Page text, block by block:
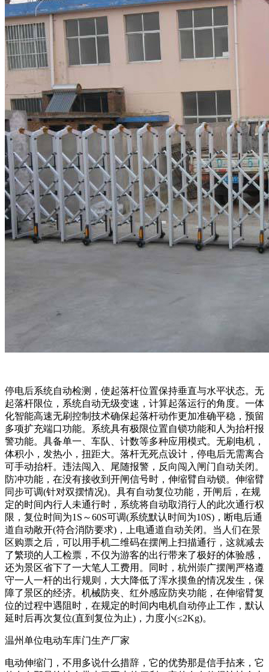
停电后系统自动检测，使起落杆位置保持垂直与水平状态。无
起落杆限位，系统自动无级变速，计算起落运行的角度。一体
化智能高速无刷控制技术确保起落杆动作更加准确平稳，预留
多项扩充端口功能。系统具有极限位置自锁功能和人为抬杆报
警功能。具备单一、车队、计数等多种应用模式。无刷电机，
体积小，发热小，扭距大。落杆无死点设计，停电后无需离合
可手动抬杆。违法闯入、尾随报警，反向闯入闸门自动关闭。
防冲功能，在没有接收到开闸信号时，伸缩臂自动锁。伸缩臂
同步可调(针对双摆情况)。具有自动复位功能，开闸后，在规
定的时间内行人未通行时，系统将自动取消行人的此次通行权
限，复位时间为1S～60S可调(系统默认时间为10S)，断电后通
道自动敞开(符合消防要求)，上电通道自动关闭。当人们在景
区购票之后，可以用手机二维码在摆闸上扫描通行，这就减去
了繁琐的人工检票，不仅为游客的出行带来了极好的体验感，
还为景区省下了一大笔人工费用。同时，杭州崇广摆闸严格遵
守一人一杆的出行规则，大大降低了浑水摸鱼的情况发生，保
障了景区的经济。机械防夹、红外感应防夹功能，在伸缩臂复
位的过程中遇阻时，在规定的时间内电机自动停止工作，默认
延时后再次复位(直到复位为止)，力度小(≤2Kg)。
温州单位电动车库门生产厂家
电动伸缩门，不用多说什么措辞，它的优势那是信手拈来，它